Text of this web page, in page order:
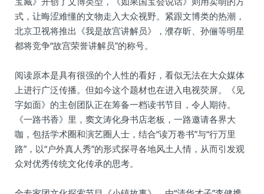
式，让晦涩难懂的文物走入大众视野。紧跟文博类的热潮，
北京卫视将推出《我是故宫讲解员》，濮存昕、孙俪等明星
都将竞争“故宫荣誉讲解员”的称号。
阅读原本是具有很强的个人性的看好，看似无法在大众媒体
上进行广泛传播。但如今这个题材也在进入电视荧屏。《见
字如面》的主创团队正在筹备一档读书节目，令人期待。
《一路书香》里，窦文涛化身书店老板，一路邀请各界大
咖，包括学术圈和演艺圈人士，结合“读万卷书”与“行万里
路”，以“户外真人秀”的形式探寻各地风土人情，从而引发观
众对优秀传统文化传承的思考。